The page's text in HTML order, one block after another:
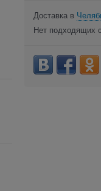
Доставка в
Нет подходящих